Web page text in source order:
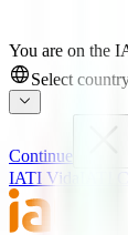
You are on the
Select
Continue
IATI Vida
IATI